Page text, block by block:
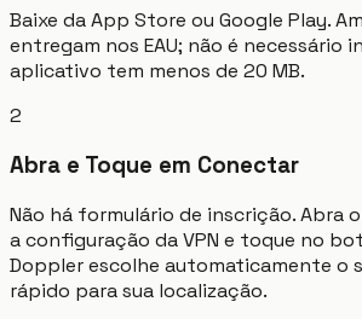
Baixe da App Store ou Google Play.
entregam nos EAU; não é necessário
aplicativo tem menos de 20 MB.
2
Abra e Toque em Conectar
Não há formulário de inscrição. Abra
a configuração da VPN e toque no
Doppler escolhe automaticamente o
rápido para sua localização.